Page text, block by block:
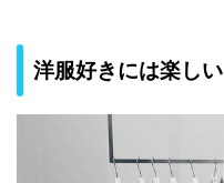
洋服好きには楽しい